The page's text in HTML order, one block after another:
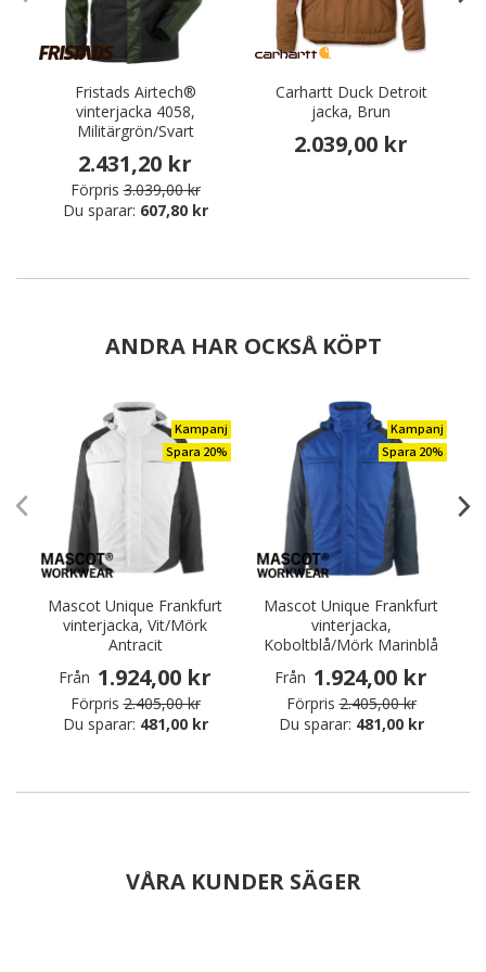
Fristads Airtech®
vinterjacka 4058,
Militärgrön/Svart
2.431,20 kr
Förpris 3.039,00 kr
Du sparar: 607,80 kr
Carhartt Duck Detroit
jacka, Brun
2.039,00 kr
ANDRA HAR OCKSÅ KÖPT
Kampanj
Spara 20%
Mascot Unique Frankfurt
vinterjacka, Vit/Mörk
Antracit
Från 1.924,00 kr
Förpris 2.405,00 kr
Du sparar: 481,00 kr
Kampanj
Spara 20%
Mascot Unique Frankfurt
vinterjacka,
Koboltblå/Mörk Marinblå
Från 1.924,00 kr
Förpris 2.405,00 kr
Du sparar: 481,00 kr
VÅRA KUNDER SÄGER